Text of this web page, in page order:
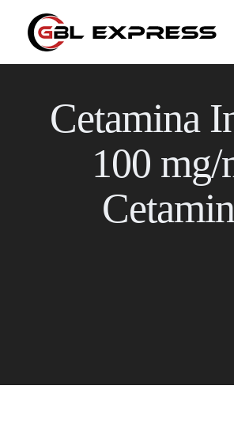
Cetamina
100 mg/